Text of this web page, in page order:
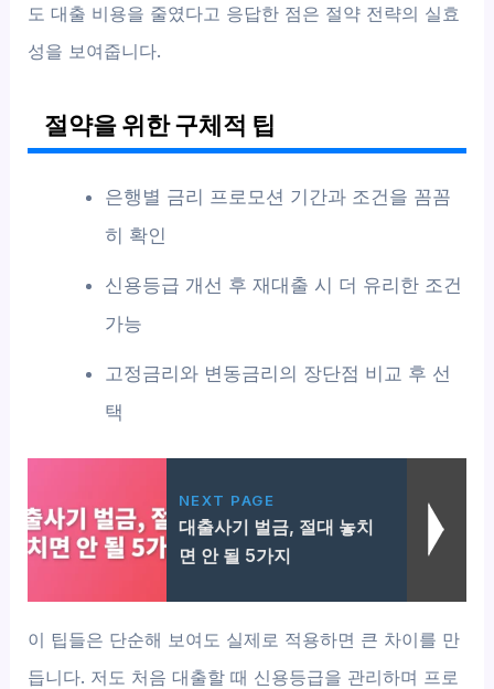
도 대출 비용을 줄였다고 응답한 점은 절약 전략의 실효
성을 보여줍니다.
절약을 위한 구체적 팁
은행별 금리 프로모션 기간과 조건을 꼼꼼
히 확인
신용등급 개선 후 재대출 시 더 유리한 조건
가능
고정금리와 변동금리의 장단점 비교 후 선
택
NEXT PAGE
대출사기 벌금, 절대 놓치
면 안 될 5가지
이 팁들은 단순해 보여도 실제로 적용하면 큰 차이를 만
듭니다. 저도 처음 대출할 때 신용등급을 관리하며 프로